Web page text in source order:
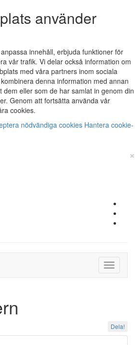
använder
innehåll, erbjuda funktioner för
vår trafik. Vi delar också information om
med våra partners inom sociala
denna information med annan
eller som de har samlat in genom din
Genom att fortsätta använda vår
cookies.
nödvändiga cookies Hantera cookie-
×
Toggle
Dela!